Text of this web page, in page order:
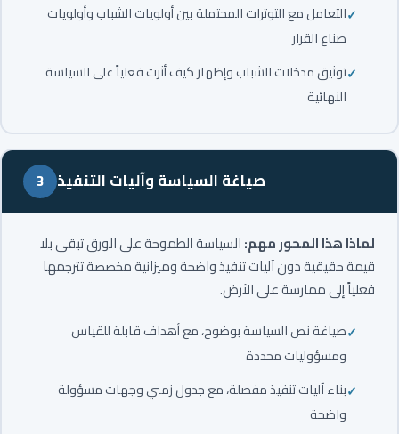
التعامل مع التوترات المحتملة بين أولويات الشباب وأولويات
صناع القرار
توثيق مدخلات الشباب وإظهار كيف أثرت فعلياً على السياسة
النهائية
3 صياغة السياسة وآليات التنفيذ
لماذا هذا المحور مهم:السياسة الطموحة على الورق تبقى بلا
قيمة حقيقية دون آليات تنفيذ واضحة وميزانية مخصصة تترجمها
فعلياً إلى ممارسة على الأرض.
صياغة نص السياسة بوضوح، مع أهداف قابلة للقياس
ومسؤوليات محددة
بناء آليات تنفيذ مفصلة، مع جدول زمني وجهات مسؤولة
واضحة